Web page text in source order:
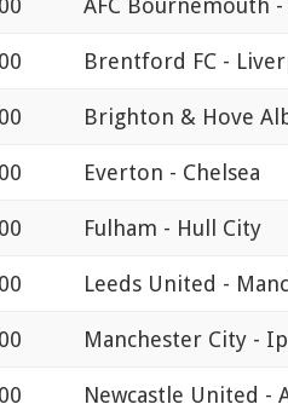
AFC Bournemouth -
Brentford FC -
Brighton & Hove
Everton - Chelsea
Fulham - Hull City
Leeds United -
Manchester City -
Newcastle United -